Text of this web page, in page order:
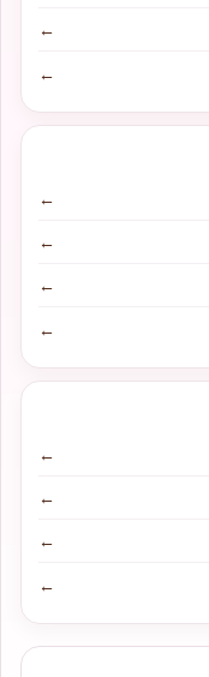
←
←
←
←
←
←
←
←
←
←